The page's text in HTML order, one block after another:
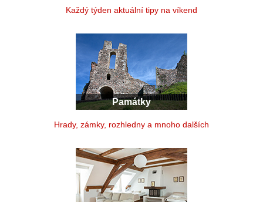
Každý týden aktuální tipy na víkend
Památky
Hrady, zámky, rozhledny a mnoho dalších